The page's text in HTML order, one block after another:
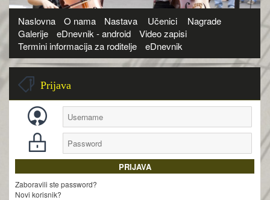
Naslovna O nama Nastava Učenici
Nagrade
Galerije
eDnevnik - android
Video zapisi
Termini informacija za roditelje
eDnevnik
Prijava
Zaboravili ste password?
Novi korisnik?